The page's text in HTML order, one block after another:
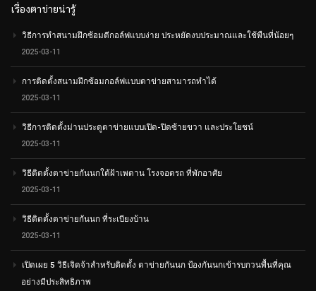
เรื่องตาข่ายน่ารู้
วิธีการทำสนามฝึกซ้อมตีกอล์ฟแบบง่าย ประหยัดงบประมาณและใช้พืนที่น้อยๆ
2025-03-11
การติดตั้งสนามฝึกซ้อมกอล์ฟแบบตาข่ายสามารถทำได้
2025-03-11
วิธีการติดตั้งม่านประตูตาข่ายแบบเปิด-ปิดซ้ายขวา และประโยชน์
2025-03-11
วิธีติดตั้งตาข่ายกันนกใต้ฝ้าเพดาน โรงจอดรถ ที่พักอาศัย
2025-03-11
วิธีติดตั้งตาข่ายกันนก ที่ระเบียงบ้าน
2025-03-11
เปิดเผย 5 วิธีเจิดจ้าสำหรับติดตั้ง ตาข่ายกันนก ป้องกันนกเข้ารบกวนพื้นที่คุณ
อย่างมีประสิทธิภาพ